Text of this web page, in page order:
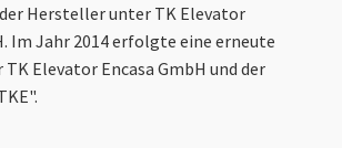
Hersteller unter TK Elevator
Im Jahr 2014 erfolgte eine erneute
Elevator Encasa GmbH und der